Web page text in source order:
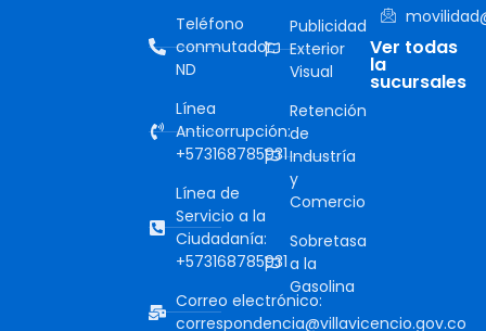
Teléfono
conmutador:
ND
Línea
Anticorrupción:
+573168785931
Línea de
Servicio a la
Ciudadanía:
+573168785931
Correo electrónico:
correspondencia@villavicencio.gov.co
Publicidad
Exterior
Visual
Retención
de
Industría
y
Comercio
Sobretasa
a la
Gasolina
Ver todas
la
sucursales